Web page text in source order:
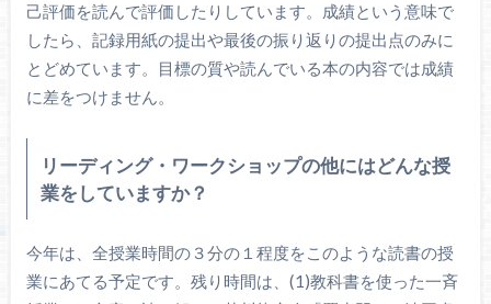
己評価を読んで評価したりしています。成績という意味で
したら、記録用紙の提出や最後の振り返りの提出点のみに
とどめています。目標の質や読んでいる本の内容では成績
に差をつけません。
リーディング・ワークショップの他にはどんな授
業をしていますか？
今年は、全授業時間の３分の１程度をこのような読書の授
業にあてる予定です。残り時間は、(1)教科書を使った一斉